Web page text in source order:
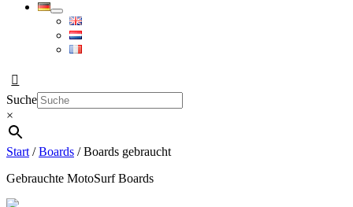
Suche
×
Start /Boards / Boards gebraucht
Gebrauchte MotoSurf Boards